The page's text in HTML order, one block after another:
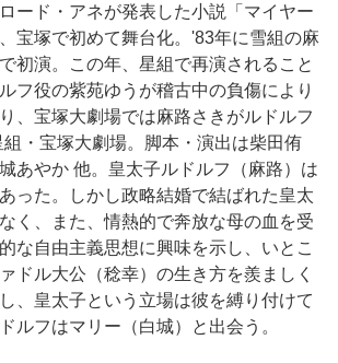
ード・アネが発表した小説「マイヤー
宝塚で初めて舞台化。'83年に雪組の麻
初演。この年、星組で再演されること
フ役の紫苑ゆうが稽古中の負傷により
、宝塚大劇場では麻路さきがルドルフ
・宝塚大劇場。脚本・演出は柴田侑
あやか 他。皇太子ルドルフ（麻路）は
った。しかし政略結婚で結ばれた皇太
く、また、情熱的で奔放な母の血を受
な自由主義思想に興味を示し、いとこ
ドル大公（稔幸）の生き方を羨ましく
、皇太子という立場は彼を縛り付けて
ルフはマリー（白城）と出会う。